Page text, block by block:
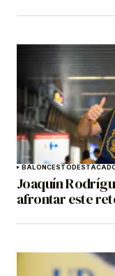
BALONCESTO
Joaquín
afrontar este